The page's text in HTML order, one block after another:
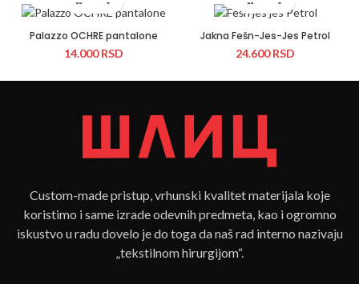
Palazzo OCHRE pantalone
14.000RSD
Jakna Fešn-Jes-Jes Petrol
24.600RSD
Custom-made pristup, vrhunski kvalitet materijala koje
koristimo i same izrade odevnih predmeta, kao i ogromno
iskustvo u radu dovelo je do toga da naš rad interno nazivaju
„tekstilnom hirurgijom“.